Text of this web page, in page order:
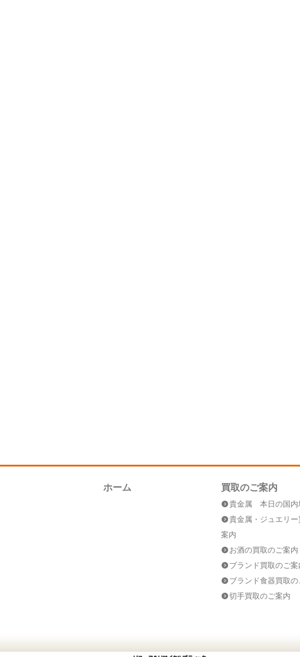
ホーム 買取のご案内
貴金属 本日の国内
貴金属・ジュエリ
案内
お酒の買取のご案内
ブランド買取のご案
ブランド食器買取の
切手買取のご案内